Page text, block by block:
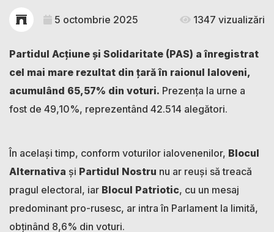
5 octombrie 2025 1347 vizualizări
Partidul Acțiune și Solidaritate (PAS) a înregistrat
cel mai mare rezultat din țară în raionul Ialoveni,
acumulând 65,57% din voturi. Prezența la urne a
fost de 49,10%, reprezentând 42.514 alegători.
În același timp, conform voturilor ialovenenilor, Blocul
Alternativa și Partidul Nostru nu ar reuși să treacă
pragul electoral, iar Blocul Patriotic, cu un mesaj
predominant pro-rusesc, ar intra în Parlament la limită,
obținând 8,6% din voturi.